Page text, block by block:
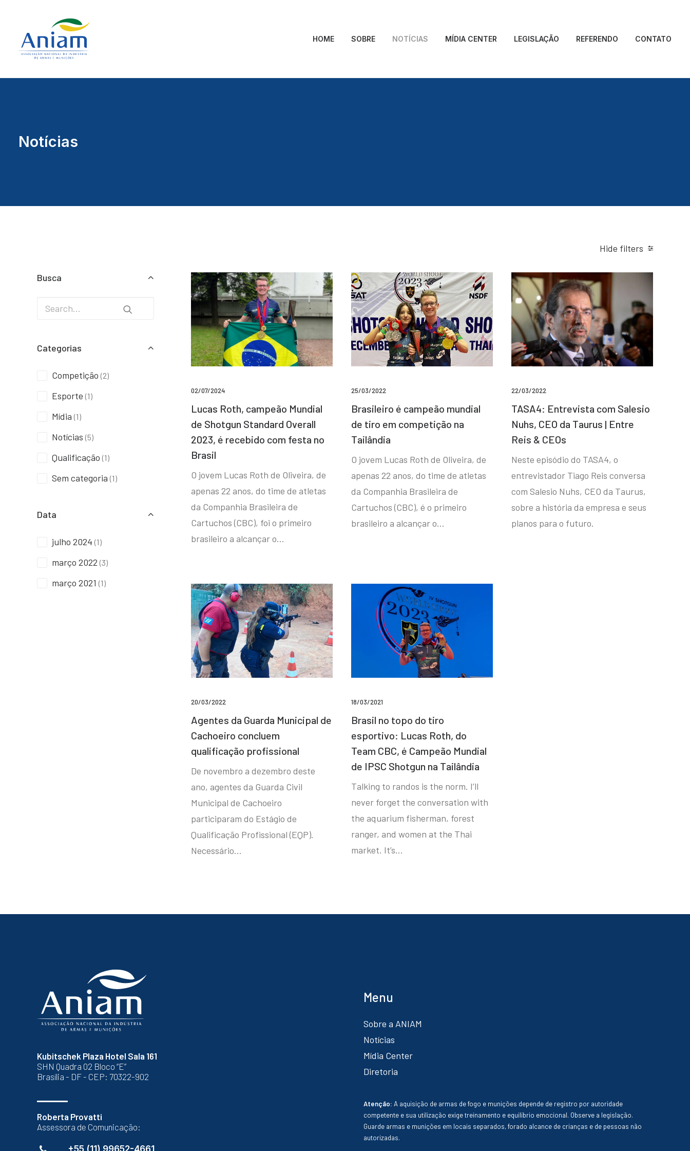
HOME SOBRE NOTÍCIAS MÍDIA CENTER LEGISLAÇÃO REFERENDO CONTATO
Notícias
Hide filters
Busca
Categorias
Competição (2)
Esporte (1)
Mídia (1)
Notícias (5)
Qualificação (1)
Sem categoria (1)
Data
julho 2024 (1)
março 2022 (3)
março 2021 (1)
02/07/2024
Lucas Roth, campeão Mundial
de Shotgun Standard Overall
2023, é recebido com festa no
Brasil
O jovem Lucas Roth de Oliveira, de
apenas 22 anos, do time de atletas
da Companhia Brasileira de
Cartuchos (CBC), foi o primeiro
brasileiro a alcançar o…
25/03/2022
Brasileiro é campeão mundial
de tiro em competição na
Tailândia
O jovem Lucas Roth de Oliveira, de
apenas 22 anos, do time de atletas
da Companhia Brasileira de
Cartuchos (CBC), é o primeiro
brasileiro a alcançar o…
22/03/2022
TASA4: Entrevista com Salesio
Nuhs, CEO da Taurus | Entre
Reis & CEOs
Neste episódio do TASA4, o
entrevistador Tiago Reis conversa
com Salesio Nuhs, CEO da Taurus,
sobre a história da empresa e seus
planos para o futuro.
20/03/2022
Agentes da Guarda Municipal de
Cachoeiro concluem
qualificação profissional
De novembro a dezembro deste
ano, agentes da Guarda Civil
Municipal de Cachoeiro
participaram do Estágio de
Qualificação Profissional (EQP).
Necessário…
18/03/2021
Brasil no topo do tiro
esportivo: Lucas Roth, do
Team CBC, é Campeão Mundial
de IPSC Shotgun na Tailândia
Talking to randos is the norm. I’ll
never forget the conversation with
the aquarium fisherman, forest
ranger, and women at the Thai
market. It’s…
Kubitschek Plaza Hotel Sala 161
SHN Quadra 02 Bloco “E”
Brasília - DF - CEP: 70322-902
Roberta Provatti
Assessora de Comunicação:
+55 (11) 99652-4661
Menu
Sobre a ANIAM
Notícias
Mídia Center
Diretoria
Atenção: A aquisição de armas de fogo e munições depende de registro por autoridade
competente e sua utilização exige treinamento e equilíbrio emocional. Observe a legislação.
Guarde armas e munições em locais separados, forado alcance de crianças e de pessoas não
autorizadas.